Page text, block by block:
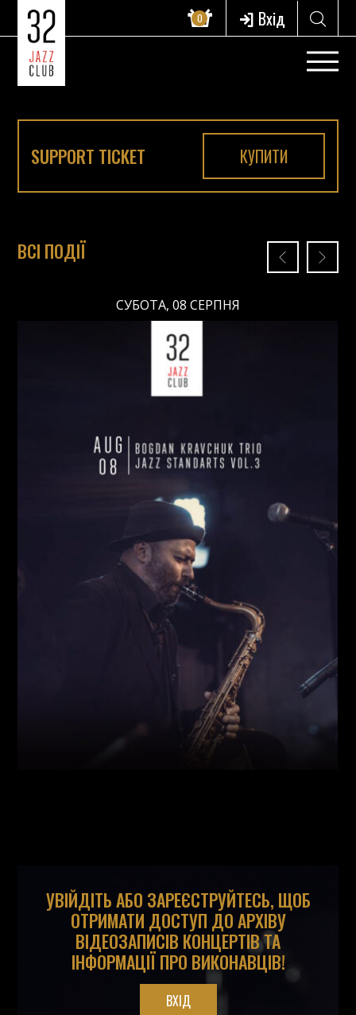
0 Вхід
SUPPORT TICKET КУПИТИ
ВСІ ПОДІЇ
СУБОТА, 08 СЕРПНЯ
Ціна:
Богдан Кравчук (Саксофон
,) Олександр Ємець
УВІЙДІТЬ АБО ЗАРЕЄСТРУЙТЕСЬ, ЩОБ
ОТРИМАТИ ДОСТУП ДО АРХІВУ
ВІДЕОЗАПИСІВ КОНЦЕРТІВ ТА
ІНФОРМАЦІЇ ПРО ВИКОНАВЦІВ!
ВХІД